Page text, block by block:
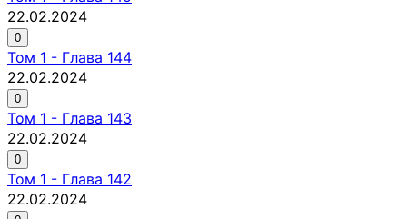
22.02.2024
0
Том 1 - Глава 144
22.02.2024
0
Том 1 - Глава 143
22.02.2024
0
Том 1 - Глава 142
22.02.2024